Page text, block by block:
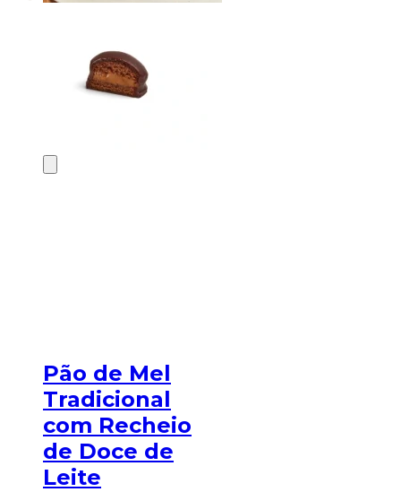
Pão de Mel
Tradicional
com Recheio
de Doce de
Leite